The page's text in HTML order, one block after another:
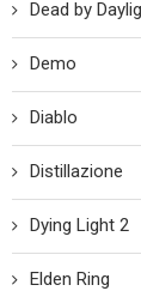
Dead by
Demo
Diablo
Distillazione
Dying Light 2
Elden Ring